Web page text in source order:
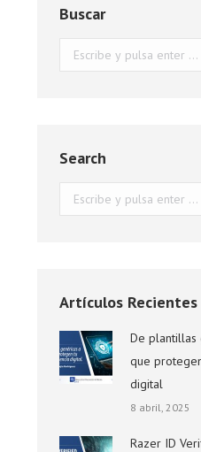
Buscar
Buscar:
Search
Buscar:
Artículos Recientes
De plantillas
que
digital
8 abril, 2025
Razer ID